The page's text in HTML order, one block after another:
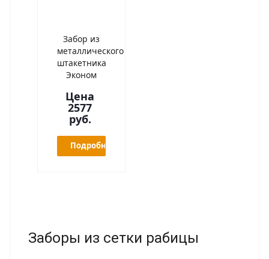
Забор из
металлического
штакетника
Эконом
Цена
2577
руб.
Подробнее
Заборы из сетки рабицы